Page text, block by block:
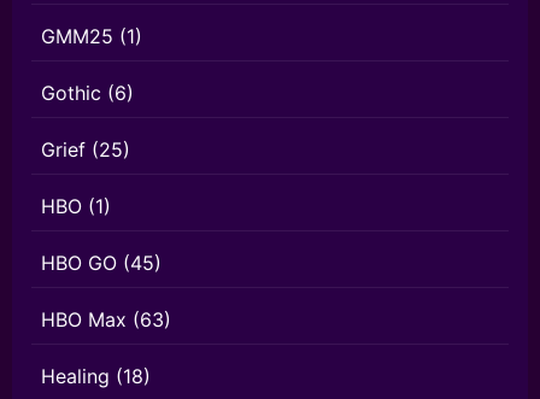
GMM25 (1)
Gothic (6)
Grief (25)
HBO (1)
HBO GO (45)
HBO Max (63)
Healing (18)